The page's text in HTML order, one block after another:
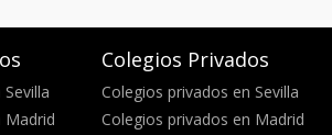
Madrid
Colegios Privados
Colegios privados en Sevilla
Colegios privados en Madrid